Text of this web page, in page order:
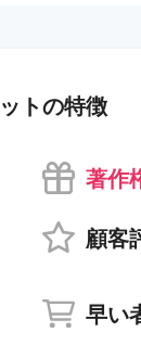
トの特徴
著作
顧客
早い